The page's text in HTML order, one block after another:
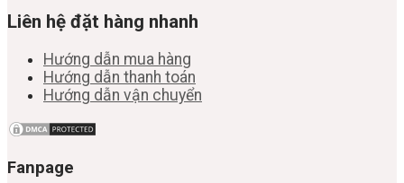
Liên hệ đặt hàng nhanh
Hướng dẫn mua hàng
Hướng dẫn thanh toán
Hướng dẫn vận chuyển
Fanpage